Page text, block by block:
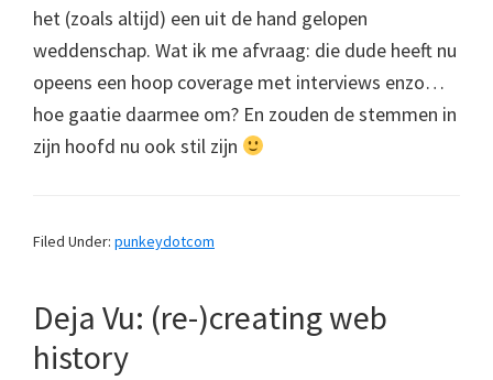
het (zoals altijd) een uit de hand gelopen
weddenschap. Wat ik me afvraag: die dude heeft nu
opeens een hoop coverage met interviews enzo…
hoe gaatie daarmee om? En zouden de stemmen in
zijn hoofd nu ook stil zijn
Filed Under: punkeydotcom
Deja Vu: (re-)creating web
history